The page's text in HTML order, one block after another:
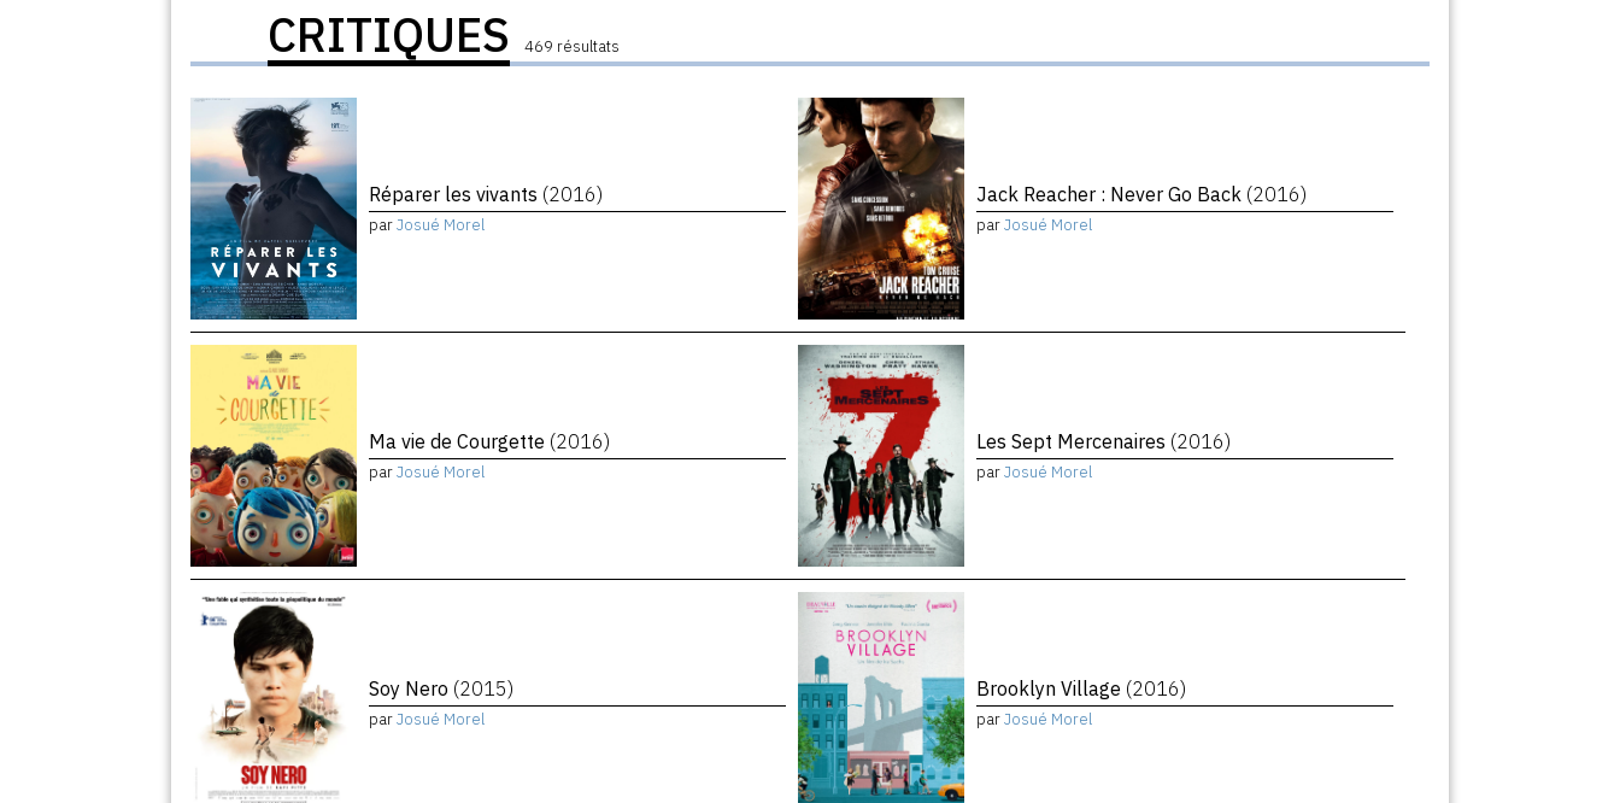
CRITIQUES 469 résultats
Réparer les vivants (2016)
parJosué Morel
Jack Reacher : Never Go Back (2016)
parJosué Morel
Ma vie de Courgette (2016)
parJosué Morel
Les Sept Mercenaires (2016)
parJosué Morel
Soy Nero (2015)
parJosué Morel
Brooklyn Village (2016)
parJosué Morel